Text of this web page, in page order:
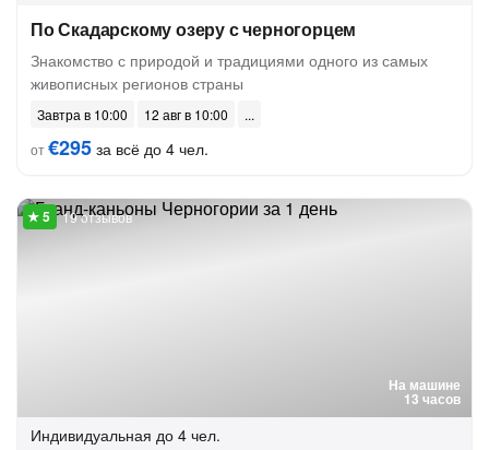
По Скадарскому озеру с черногорцем
Знакомство с природой и традициями одного из самых
живописных регионов страны
Завтра в 10:00
12 авг в 10:00
от€295 за всё до 4 чел.
На машине
13 часов
19 отзывов
Индивидуальная до 4 чел.